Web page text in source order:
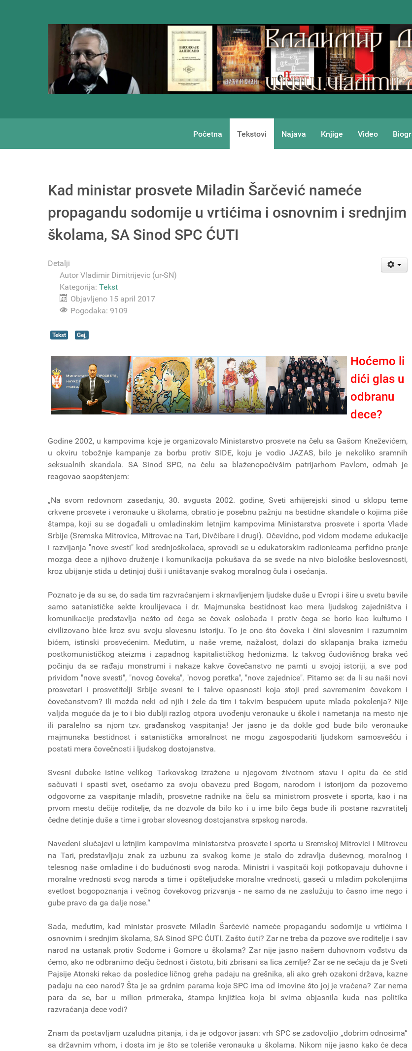
Početna Tekstovi Najava Knjige Video
Kad ministar prosvete Miladin Šarčević nameće
propagandu sodomije u vrtićima i osnovnim i srednjim
školama, SA Sinod SPC ĆUTI
Detalji
Autor Vladimir Dimitrijevic (ur-SN)
Kategorija: Tekst
Objavljeno 15 april 2017
Pogodaka: 9109
Tekst Gej,
Hoćemo li
dići glas u
odbranu
dece?
Godine 2002, u kampovima koje je organizovalo Ministarstvo prosvete na čelu sa Gašom Kneževićem,
u okviru tobožnje kampanje za borbu protiv SIDE, koju je vodio JAZAS, bilo je nekoliko sramnih
seksualnih skandala. SA Sinod SPC, na čelu sa blaženopočivšim patrijarhom Pavlom, odmah je
reagovao saopštenjem:
„Na svom redovnom zasedanju, 30. avgusta 2002. godine, Sveti arhijerejski sinod u sklopu teme
crkvene prosvete i veronauke u školama, obratio je posebnu pažnju na bestidne skandale o kojima piše
štampa, koji su se događali u omladinskim letnjim kampovima Ministarstva prosvete i sporta Vlade
Srbije (Sremska Mitrovica, Mitrovac na Tari, Divčibare i drugi). Očevidno, pod vidom moderne edukacije
i razvijanja "nove svesti" kod srednjoškolaca, sprovodi se u edukatorskim radionicama perfidno pranje
mozga dece a njihovo druženje i komunikacija pokušava da se svede na nivo biološke beslovesnosti,
kroz ubijanje stida u detinjoj duši i uništavanje svakog moralnog čula i osećanja.
Poznato je da su se, do sada tim razvraćanjem i skrnavljenjem ljudske duše u Evropi i šire u svetu bavile
samo satanističke sekte kroulijevaca i dr. Majmunska bestidnost kao mera ljudskog zajedništva i
komunikacije predstavlja nešto od čega se čovek oslobađa i protiv čega se borio kao kulturno i
civilizovano biće kroz svu svoju slovesnu istoriju. To je ono što čoveka i čini slovesnim i razumnim
bićem, istinski prosvećenim. Međutim, u naše vreme, nažalost, dolazi do sklapanja braka izmeću
postkomunističkog ateizma i zapadnog kapitalističkog hedonizma. Iz takvog čudovišnog braka već
počinju da se rađaju monstrumi i nakaze kakve čovečanstvo ne pamti u svojoj istoriji, a sve pod
prividom "nove svesti", "novog čoveka", "novog poretka", "nove zajednice". Pitamo se: da li su naši novi
prosvetari i prosvetitelji Srbije svesni te i takve opasnosti koja stoji pred savremenim čovekom i
čovečanstvom? Ili možda neki od njih i žele da tim i takvim bespućem upute mlada pokolenja? Nije
valjda moguće da je to i bio dublji razlog otpora uvođenju veronauke u škole i nametanja na mesto nje
ili paralelno sa njom tzv. građanskog vaspitanja! Jer jasno je da dokle god bude bilo veronauke
majmunska bestidnost i satanistička amoralnost ne mogu zagospodariti ljudskom samosvešću i
postati mera čovečnosti i ljudskog dostojanstva.
Svesni duboke istine velikog Tarkovskog izražene u njegovom životnom stavu i opitu da će stid
sačuvati i spasti svet, osećamo za svoju obavezu pred Bogom, narodom i istorijom da pozovemo
odgovorne za vaspitanje mladih, prosvetne radnike na čelu sa ministrom prosvete i sporta, kao i na
prvom mestu dečije roditelje, da ne dozvole da bilo ko i u ime bilo čega bude ili postane razvratitelj
čedne detinje duše a time i grobar slovesnog dostojanstva srpskog naroda.
Navedeni slučajevi u letnjim kampovima ministarstva prosvete i sporta u Sremskoj Mitrovici i Mitrovcu
na Tari, predstavljaju znak za uzbunu za svakog kome je stalo do zdravlja duševnog, moralnog i
telesnog naše omladine i do budućnosti svog naroda. Ministri i vaspitači koji potkopavaju duhovne i
moralne vrednosti svog naroda a time i opšteljudske moralne vrednosti, gaseći u mladim pokolenjima
svetlost bogopoznanja i večnog čovekovog prizvanja - ne samo da ne zaslužuju to časno ime nego i
gube pravo da ga dalje nose.“
Sada, međutim, kad ministar prosvete Miladin Šarčević nameće propagandu sodomije u vrtićima i
osnovnim i srednjim školama, SA Sinod SPC ĆUTI. Zašto ćuti? Zar ne treba da pozove sve roditelje i sav
narod na ustanak protiv Sodome i Gomore u školama? Zar nije jasno našem duhovnom vođstvu da
ćemo, ako ne odbranimo dečju čednost i čistotu, biti zbrisani sa lica zemlje? Zar se ne sećaju da je Sveti
Pajsije Atonski rekao da posledice ličnog greha padaju na grešnika, ali ako greh ozakoni država, kazne
padaju na ceo narod? Šta je sa grdnim parama koje SPC ima od imovine što joj je vraćena? Zar nema
para da se, bar u milion primeraka, štampa knjižica koja bi svima objasnila kuda nas politika
razvraćanja dece vodi?
Znam da postavljam uzaludna pitanja, i da je odgovor jasan: vrh SPC se zadovoljio „dobrim odnosima“
sa državnim vrhom, i dosta im je što se toleriše veronauka u školama. Nikom nije jasno kako će deca